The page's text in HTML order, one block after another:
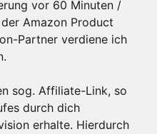
vor 60 Minuten /
Amazon Product
Partner verdiene ich
sog. Affiliate-Link, so
durch dich
erhalte. Hierdurch